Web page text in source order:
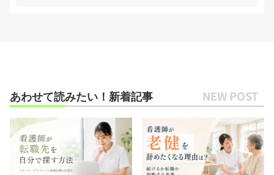
あわせて読みたい！新着記事